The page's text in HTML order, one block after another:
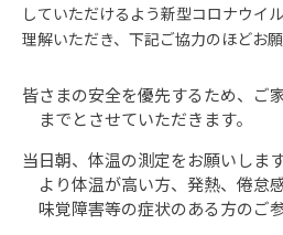
していただけるよう新型コロナウイ
理解いただき、下記ご協力のほどお願
皆さまの安全を優先するため、ご
までとさせていただきます。
当日朝、体温の測定をお願いしま
より体温が高い方、発熱、倦怠
味覚障害等の症状のある方のご